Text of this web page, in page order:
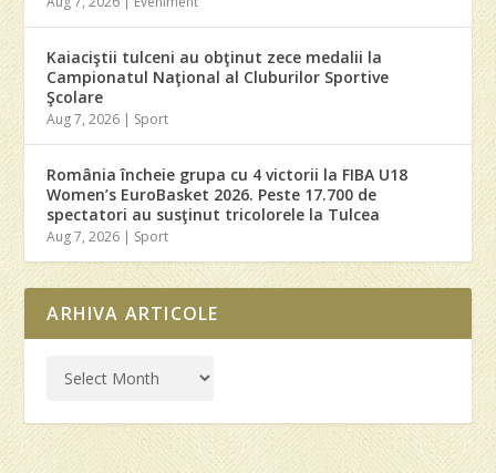
Kaiaciştii tulceni au obţinut zece medalii la
Campionatul Naţional al Cluburilor Sportive
Şcolare
Aug 7, 2026 | Sport
România încheie grupa cu 4 victorii la FIBA U18
Women’s EuroBasket 2026. Peste 17.700 de
spectatori au susţinut tricolorele la Tulcea
Aug 7, 2026 | Sport
ARHIVA ARTICOLE